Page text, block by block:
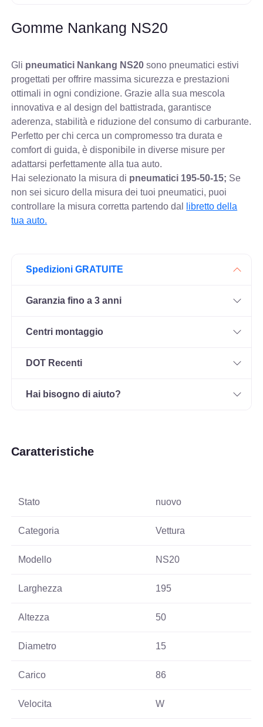
Gomme Nankang NS20
Gli pneumatici Nankang NS20 sono pneumatici estivi
progettati per offrire massima sicurezza e prestazioni
ottimali in ogni condizione. Grazie alla sua mescola
innovativa e al design del battistrada, garantisce
aderenza, stabilità e riduzione del consumo di carburante.
Perfetto per chi cerca un compromesso tra durata e
comfort di guida, è disponibile in diverse misure per
adattarsi perfettamente alla tua auto.
Hai selezionato la misura di pneumatici 195-50-15; Se
non sei sicuro della misura dei tuoi pneumatici, puoi
controllare la misura corretta partendo dal
libretto della
tua auto.
Spedizioni GRATUITE
Garanzia fino a 3 anni
Centri montaggio
DOT Recenti
Hai bisogno di aiuto?
Caratteristiche
Stato nuovo
Categoria Vettura
Modello NS20
Larghezza 195
Altezza 50
Diametro 15
Carico 86
Velocita W